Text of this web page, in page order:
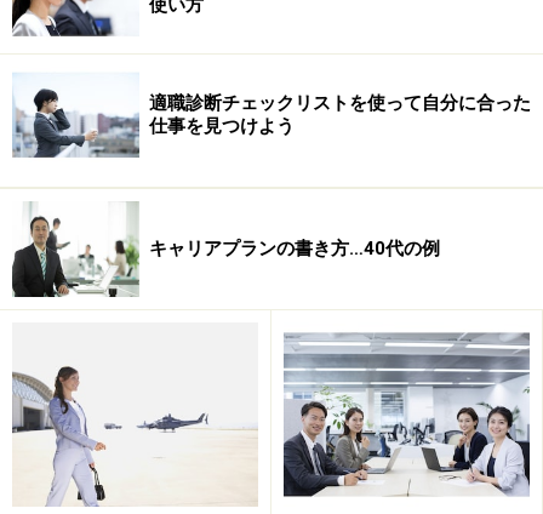
キャリアチェンジを決断したときには、私は毎回必ずこ
の視点で考えました。特にコンサルティング業界からア
カデミズムの世界へ転身するときには、これまでコンサ
ルティング業界で残した実績を全て捨てて、新たな世界
でチャレンジする必要がありました。30代半ばにもなっ
て、なぜこんな苦労をしなくてはならないのか、という
気持ちにもなりました。でも、成功するかどうかは分か
らないけれど、格差が広がる日本社会の構造的変化をい
ち早く分析し、日本企業の成長戦略の立案・実行に貢献
おけに入るときに後悔してしまうのでは？と考えたので
す。今はチャレンジした自分に満足しています。
でも、勇気だけではキャリアチェンジの意思決定ができ
ないという場合もあります。そういう場合は次ページで
適職診断チェックリストを使って自分に合った
仕事を見つけよう
キャリアプランの書き方…40代の例